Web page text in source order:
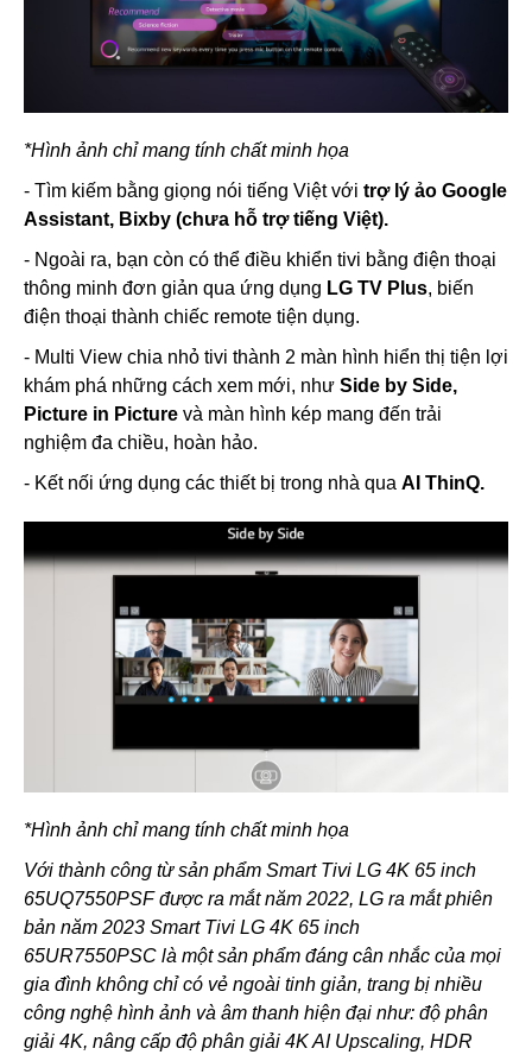
*Hình ảnh chỉ mang tính chất minh họa
- Tìm kiếm bằng giọng nói tiếng Việt với trợ lý ảo Google
Assistant, Bixby (chưa hỗ trợ tiếng Việt).
- Ngoài ra, bạn còn có thể điều khiển tivi bằng điện thoại
thông minh đơn giản qua ứng dụng LG TV Plus, biến
điện thoại thành chiếc remote tiện dụng.
- Multi View chia nhỏ tivi thành 2 màn hình hiển thị tiện lợi
khám phá những cách xem mới, như Side by Side,
Picture in Picture và màn hình kép mang đến trải
nghiệm đa chiều, hoàn hảo.
- Kết nối ứng dụng các thiết bị trong nhà qua AI ThinQ.
*Hình ảnh chỉ mang tính chất minh họa
Với thành công từ sản phẩm Smart Tivi LG 4K 65 inch
65UQ7550PSF được ra mắt năm 2022, LG ra mắt phiên
bản năm 2023​ Smart Tivi LG 4K 65 inch
65UR7550PSC là một sản phẩm đáng cân nhắc của mọi
gia đình không chỉ có vẻ ngoài tinh giản, trang bị nhiều
công nghệ hình ảnh và âm thanh hiện đại như: độ phân
giải 4K, nâng cấp độ phân giải 4K AI Upscaling, HDR